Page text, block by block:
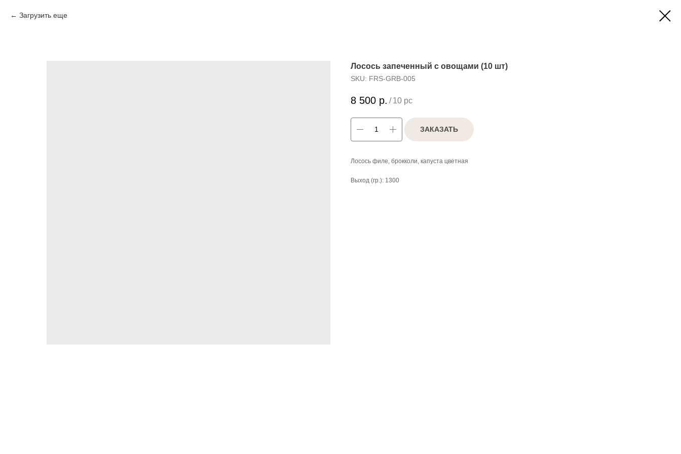
Загрузить еще
Лосось запеченный с овощами (10 шт)
SKU: FRS-GRB-005
8 500 р. / 10 pc
ЗАКАЗАТЬ
Лосось филе, брокколи, капуста цветная
Выход (гр.): 1300